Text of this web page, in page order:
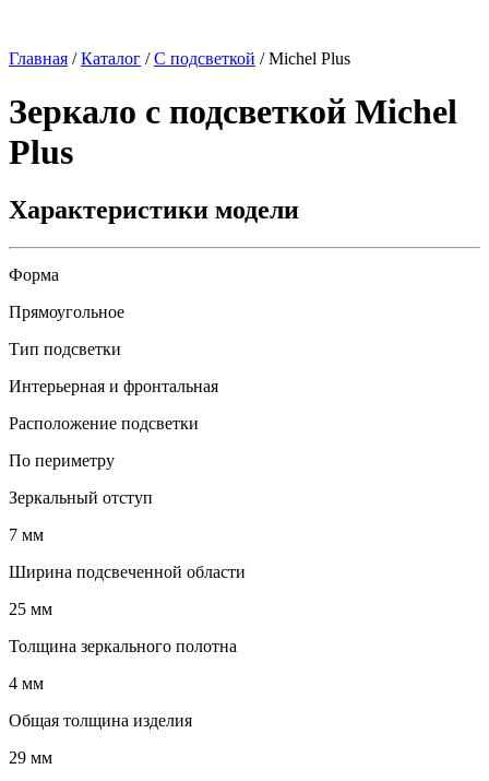
Главная /Каталог /С подсветкой /Michel Plus
Зеркало с подсветкой Michel
Plus
Характеристики модели
Форма
Прямоугольное
Тип подсветки
Интерьерная и фронтальная
Расположение подсветки
По периметру
Зеркальный отступ
7 мм
Ширина подсвеченной области
25 мм
Толщина зеркального полотна
4 мм
Общая толщина изделия
29 мм